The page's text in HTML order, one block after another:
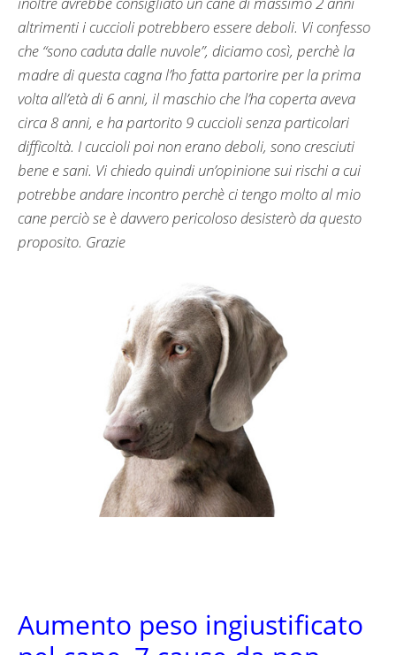
altrimenti i cuccioli potrebbero essere deboli. Vi confesso
che “sono caduta dalle nuvole”, diciamo così, perchè la
madre di questa cagna l’ho fatta partorire per la prima
volta all’età di 6 anni, il maschio che l’ha coperta aveva
circa 8 anni, e ha partorito 9 cuccioli senza particolari
difficoltà. I cuccioli poi non erano deboli, sono cresciuti
bene e sani. Vi chiedo quindi un’opinione sui rischi a cui
potrebbe andare incontro perchè ci tengo molto al mio
cane perciò se è davvero pericoloso desisterò da questo
proposito. Grazie
Aumento peso ingiustificato